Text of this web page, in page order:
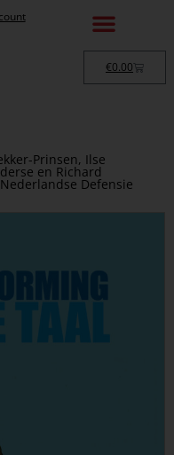
€0.00
Prinsen, Ilse
en Richard
Defensie